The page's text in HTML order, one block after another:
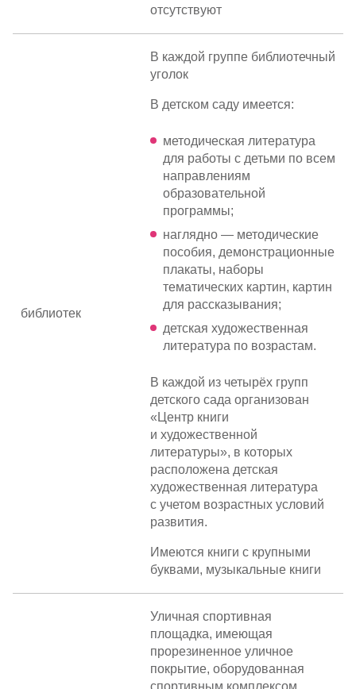
отсутствуют
библиотек
В каждой группе библиотечный
уголок
В детском саду имеется:
методическая литература
для работы с детьми по всем
направлениям
образовательной
программы;
наглядно — методические
пособия, демонстрационные
плакаты, наборы
тематических картин, картин
для рассказывания;
детская художественная
литература по возрастам.
В каждой из четырёх групп
детского сада организован
«Центр книги
и художественной
литературы», в которых
расположена детская
художественная литература
с учетом возрастных условий
развития.
Имеются книги с крупными
буквами, музыкальные книги
Уличная спортивная
площадка, имеющая
прорезиненное уличное
покрытие, оборудованная
спортивным комплексом,